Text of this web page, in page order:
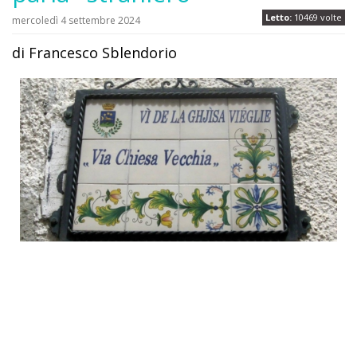
Letto: 10469 volte
mercoledì 4 settembre 2024
di Francesco Sblendorio